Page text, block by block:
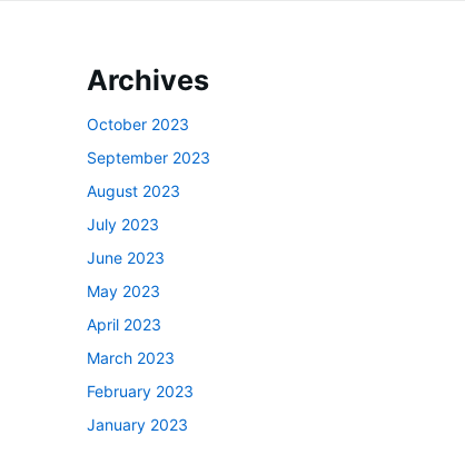
Archives
October 2023
September 2023
August 2023
July 2023
June 2023
May 2023
April 2023
March 2023
February 2023
January 2023